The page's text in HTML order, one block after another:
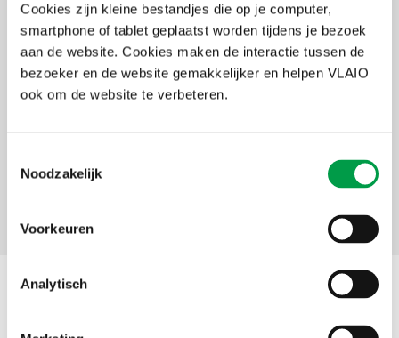
Cookies zijn kleine bestandjes die op je computer,
smartphone of tablet geplaatst worden tijdens je bezoek
aan de website. Cookies maken de interactie tussen de
bezoeker en de website gemakkelijker en helpen VLAIO
ook om de website te verbeteren.
Noodzakelijk
Voorkeuren
Analytisch
Voor wie?
gemeenten, POM's, intergemeentelijke
samenwerkingsverbanden, universiteiten en kmo's
Voor wat?
oprichting, modernisering en uitbreiding van
Delen: Facebook WhatsApp
Share
Contact